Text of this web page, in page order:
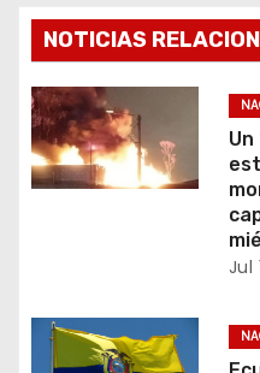
c
i
ó
n
e
NOTICIAS
Jul